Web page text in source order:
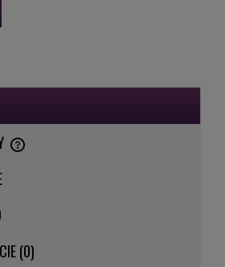
KOSZTÓW PŁATNOŚCI
(0)